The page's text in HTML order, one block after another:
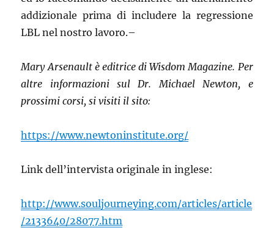
addizionale prima di includere la regressione
LBL nel nostro lavoro.–
Mary Arsenault è editrice di Wisdom Magazine. Per
altre informazioni sul Dr. Michael Newton, e
prossimi corsi, si visiti il sito:
https://www.newtoninstitute.org/
Link dell’intervista originale in inglese:
http://www.souljourneying.com/articles/article
/2133640/28077.htm